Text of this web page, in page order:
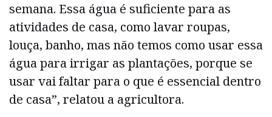
semana. Essa água é suficiente para as
atividades de casa, como lavar roupas,
louça, banho, mas não temos como usar essa
água para irrigar as plantações, porque se
usar vai faltar para o que é essencial dentro
de casa”, relatou a agricultora.